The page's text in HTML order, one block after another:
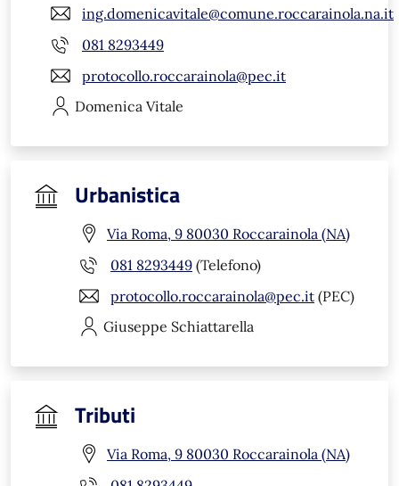
ing.domenicavitale@comune.roccarainola.na.it
081 8293449
protocollo.roccarainola@pec.it
Domenica Vitale
Urbanistica
Via Roma, 9 80030 Roccarainola (NA)
081 8293449 (Telefono)
protocollo.roccarainola@pec.it (PEC)
Giuseppe Schiattarella
Tributi
Via Roma, 9 80030 Roccarainola (NA)